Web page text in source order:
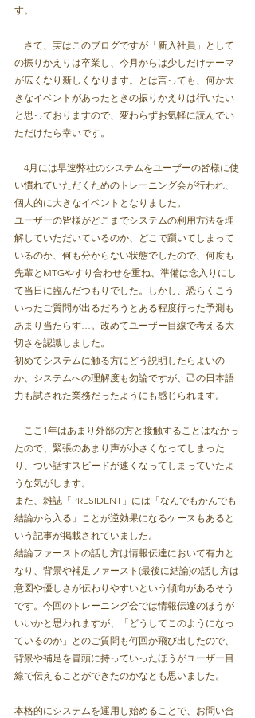
す。
さて、実はこのブログですが「新入社員」として
の振りかえりは卒業し、今月からは少しだけテーマ
が広くなり新しくなります。とは言っても、何か大
きなイベントがあったときの振りかえりは行いたい
と思っておりますので、変わらずお気軽に読んでい
ただけたら幸いです。
4月には早速弊社のシステムをユーザーの皆様に使
い慣れていただくためのトレーニング会が行われ、
個人的に大きなイベントとなりました。
ユーザーの皆様がどこまでシステムの利用方法を理
解していただいているのか、どこで躓いてしまって
いるのか、何も分からない状態でしたので、何度も
先輩とMTGやすり合わせを重ね、準備は念入りにし
て当日に臨んだつもりでした。しかし、恐らくこう
いったご質問が出るだろうとある程度行った予測も
あまり当たらず…。改めてユーザー目線で考える大
切さを認識しました。
初めてシステムに触る方にどう説明したらよいの
か、システムへの理解度も勿論ですが、己の日本語
力も試された業務だったようにも感じられます。
ここ1年はあまり外部の方と接触することはなかっ
たので、緊張のあまり声が小さくなってしまった
り、つい話すスピードが速くなってしまっていたよ
うな気がします。
また、雑誌「PRESIDENT」には「なんでもかんでも
結論から入る」ことが逆効果になるケースもあると
いう記事が掲載されていました。
結論ファーストの話し方は情報伝達において有力と
なり、背景や補足ファースト(最後に結論)の話し方は
意図や優しさが伝わりやすいという傾向があるそう
です。今回のトレーニング会では情報伝達のほうが
いいかと思われますが、「どうしてこのようになっ
ているのか」とのご質問も何回か飛び出したので、
背景や補足を冒頭に持っていったほうがユーザー目
線で伝えることができたのかなとも思いました。
本格的にシステムを運用し始めることで、お問い合